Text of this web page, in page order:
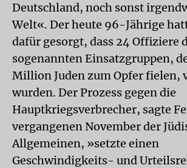
Deutschland, noch sonst
Welt«. Der heute 96-Jährige
dafür gesorgt, dass 24 Offiziere
sogenannten Einsatzgruppen,
Million Juden zum Opfer fielen,
wurden. Der Prozess gegen die
Hauptkriegsverbrecher, sagte
vergangenen November der
Allgemeinen, »setzte einen
Geschwindigkeits- und